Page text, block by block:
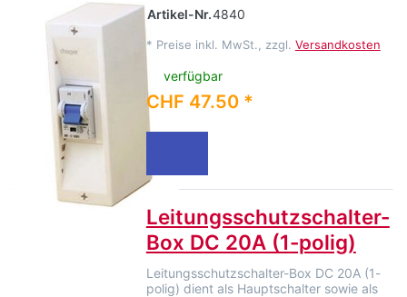
Artikel-Nr.4840
* Preise inkl. MwSt., zzgl. Versandkosten
verfügbar
CHF 47.50 *
Leitungsschutzschalter-
Box DC 20A (1-polig)
Leitungsschutzschalter-Box DC 20A (1-
polig) dient als Hauptschalter sowie als